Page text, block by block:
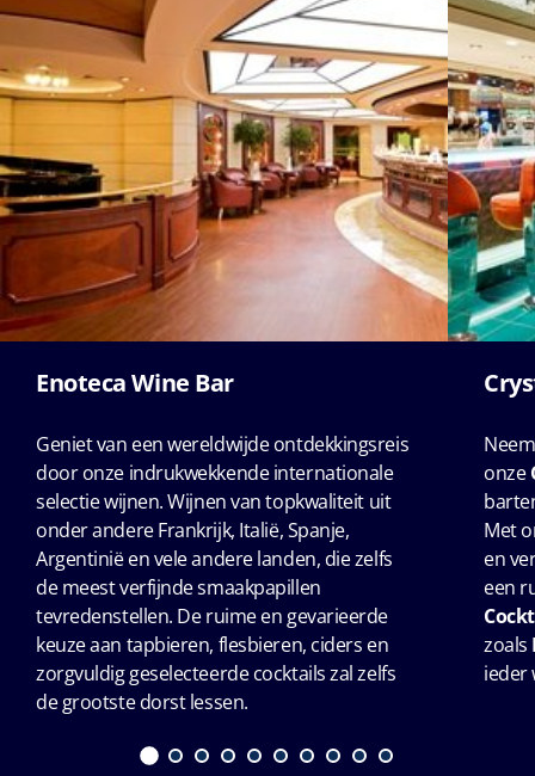
Enoteca Wine Bar
Geniet van een wereldwijde ontdekkingsreis
door onze indrukwekkende internationale
selectie wijnen. Wijnen van topkwaliteit uit
onder andere Frankrijk, Italië, Spanje,
Argentinië en vele andere landen, die zelfs
de meest verfijnde smaakpapillen
tevredenstellen. De ruime en gevarieerde
keuze aan tapbieren, flesbieren, ciders en
zorgvuldig geselecteerde cocktails zal zelfs
de grootste dorst lessen.
onze
Met
en
een
zoals
ieder